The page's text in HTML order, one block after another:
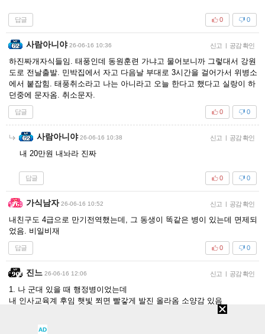
답글 0
0
사람아니야 26-06-16 10:36 신고 | 공감 확인
하진짜개자식들임. 태풍인데 동원훈련 가냐고 물어보니까 그렇대서 강원
도로 전날출발. 민박집에서 자고 다음날 부대로 3시간을 걸어가서 위병소
에서 붙잡힘. 태풍취소라고 나는 아니라고 오늘 한다고 했다고 실랑이 하
던중에 문자옴. 취소문자.
답글 0
0
사람아니야 26-06-16 10:38 신고 | 공감 확인
내 20만원 내놔라 진짜
답글 0
0
가식남자 26-06-16 10:52 신고 | 공감 확인
내친구도 4급으로 만기전역했는데, 그 동생이 똑같은 병이 있는데 면제되
었음. 비일비재
답글 0
0
진느 26-06-16 12:06 신고 | 공감 확인
1. 나 군대 있을 때 행정병이었는데
내 인사교육계 후임 햇빛 쬐면 빨갛게 발진 올라옴 소양감 있음
AD